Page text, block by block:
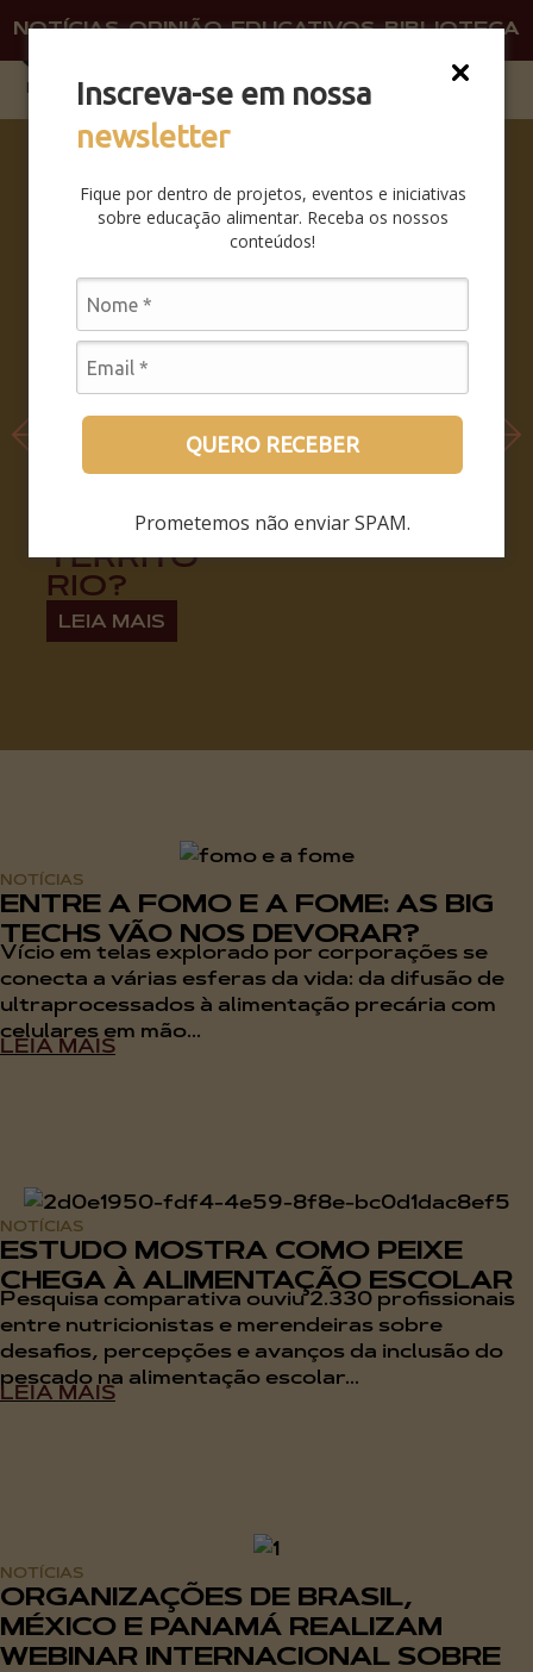
Inscreva-se em nossa
newsletter
Fique por dentro de projetos, eventos e iniciativas
sobre educação alimentar. Receba os nossos
conteúdos!
QUERO RECEBER
Prometemos não enviar SPAM.
NOTÍCIAS OPINIÃO EDUCATIVOS BIBLIOTECA
COMO
SER E
NÃO SER
PERMANE
CER
SENDO,
QUANDO
O MUNDO
INTEIRO
PASSA A
HABITAR
DO SEU
TERRITÓ
RIO?
LEIA MAIS
NOTÍCIAS
ENTRE A FOMO E A FOME: AS BIG
TECHS VÃO NOS DEVORAR?
Vício em telas explorado por corporações se
conecta a várias esferas da vida: da difusão de
ultraprocessados à alimentação precária com
celulares em mão...
LEIA MAIS
NOTÍCIAS
ESTUDO MOSTRA COMO PEIXE
CHEGA À ALIMENTAÇÃO ESCOLAR
Pesquisa comparativa ouviu 2.330 profissionais
entre nutricionistas e merendeiras sobre
desafios, percepções e avanços da inclusão do
pescado na alimentação escolar...
LEIA MAIS
NOTÍCIAS
ORGANIZAÇÕES DE BRASIL,
MÉXICO E PANAMÁ REALIZAM
WEBINAR INTERNACIONAL SOBRE